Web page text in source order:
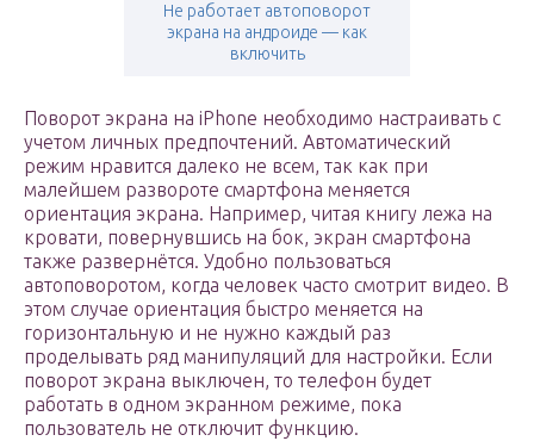
Не работает автоповорот
экрана на андроиде — как
включить
Поворот экрана на iPhone необходимо настраивать с
учетом личных предпочтений. Автоматический
режим нравится далеко не всем, так как при
малейшем развороте смартфона меняется
ориентация экрана. Например, читая книгу лежа на
кровати, повернувшись на бок, экран смартфона
также развернётся. Удобно пользоваться
автоповоротом, когда человек часто смотрит видео. В
этом случае ориентация быстро меняется на
горизонтальную и не нужно каждый раз
проделывать ряд манипуляций для настройки. Если
поворот экрана выключен, то телефон будет
работать в одном экранном режиме, пока
пользователь не отключит функцию.